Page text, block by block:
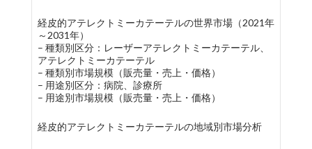
経皮的アテレクトミーカテーテルの世界市場（2021年
～2031年）
– 種類別区分：レーザーアテレクトミーカテーテル、
アテレクトミーカテーテル
– 種類別市場規模（販売量・売上・価格）
– 用途別区分：病院、診療所
– 用途別市場規模（販売量・売上・価格）
経皮的アテレクトミーカテーテルの地域別市場分析